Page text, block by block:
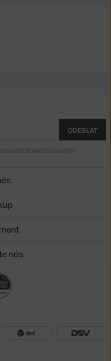
ODESLAT
osobních údajů
nás